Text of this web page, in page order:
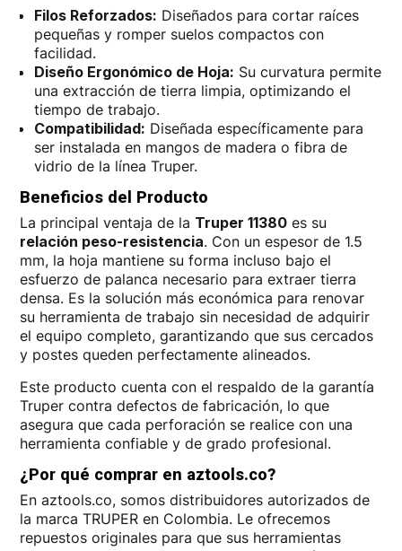
Filos Reforzados: Diseñados para cortar raíces
pequeñas y romper suelos compactos con
facilidad.
Diseño Ergonómico de Hoja: Su curvatura permite
una extracción de tierra limpia, optimizando el
tiempo de trabajo.
Compatibilidad: Diseñada específicamente para
ser instalada en mangos de madera o fibra de
vidrio de la línea Truper.
Beneficios del Producto
La principal ventaja de la Truper 11380es su
relación peso-resistencia. Con un espesor de 1.5
mm, la hoja mantiene su forma incluso bajo el
esfuerzo de palanca necesario para extraer tierra
densa. Es la solución más económica para renovar
su herramienta de trabajo sin necesidad de adquirir
el equipo completo, garantizando que sus cercados
y postes queden perfectamente alineados.
Este producto cuenta con el respaldo de la garantía
Truper contra defectos de fabricación, lo que
asegura que cada perforación se realice con una
herramienta confiable y de grado profesional.
¿Por qué comprar en aztools.co?
En aztools.co, somos distribuidores autorizados de
la marca TRUPER en Colombia. Le ofrecemos
repuestos originales para que sus herramientas